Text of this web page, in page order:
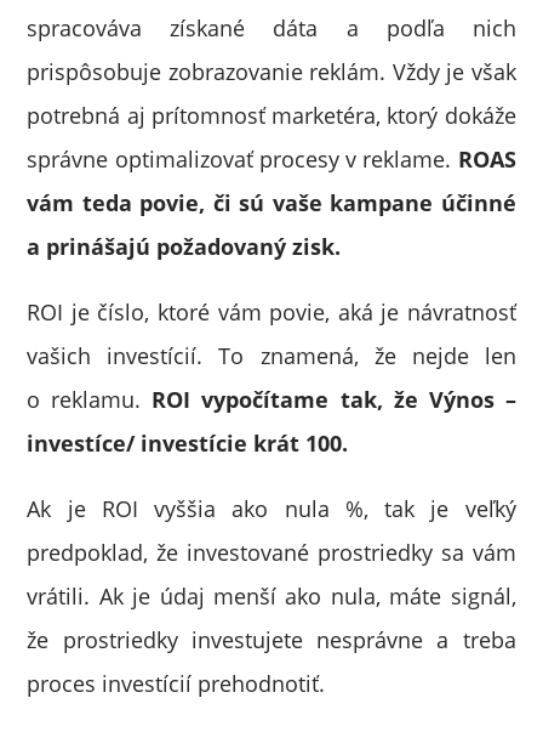
spracováva získané dáta a podľa nich
prispôsobuje zobrazovanie reklám. Vždy je však
potrebná aj prítomnosť marketéra, ktorý dokáže
správne optimalizovať procesy v reklame. ROAS
vám teda povie, či sú vaše kampane účinné
a prinášajú požadovaný zisk.
ROI je číslo, ktoré vám povie, aká je návratnosť
vašich investícií. To znamená, že nejde len
o reklamu. ROI vypočítame tak, že Výnos –
investíce/ investície krát 100.
Ak je ROI vyššia ako nula %, tak je veľký
predpoklad, že investované prostriedky sa vám
vrátili. Ak je údaj menší ako nula, máte signál,
že prostriedky investujete nesprávne a treba
proces investícií prehodnotiť.